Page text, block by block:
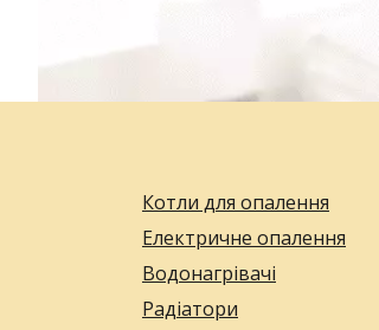
Котли для опалення
Електричне опалення
Водонагрівачі
Радіатори